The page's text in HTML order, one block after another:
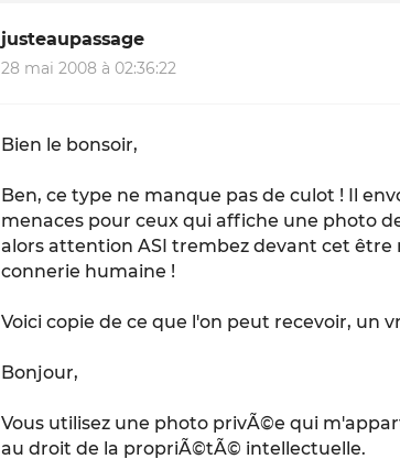
justeaupassage
28 mai 2008 à 02:36:22
Bien le bonsoir,
Ben, ce type ne manque pas de culot ! Il
menaces pour ceux qui affiche une photo
alors attention ASI trembez devant cet être
connerie humaine !
Voici copie de ce que l'on peut recevoir, un
Bonjour,
Vous utilisez une photo privÃ©e qui
au droit de la propriÃ©tÃ© intellectuelle.